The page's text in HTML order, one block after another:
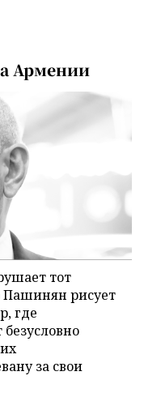
Армении
тот
Пашинян рисует
где
за свои